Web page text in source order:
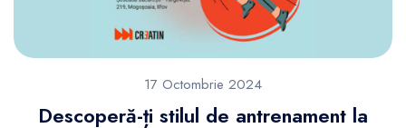
17 Octombrie 2024
Descoperă-ți stilul de antrenament la